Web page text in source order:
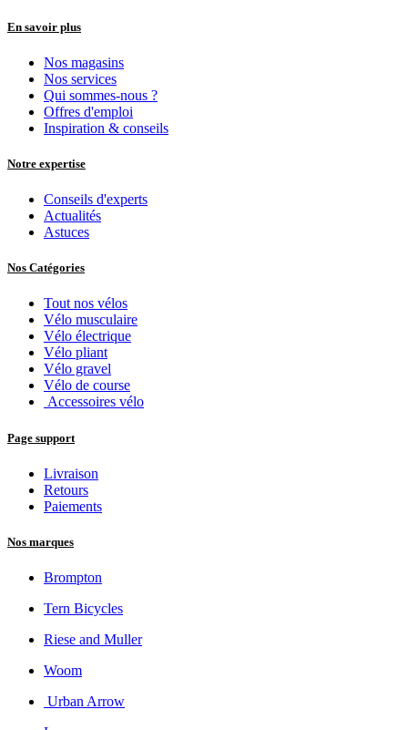
En savoir plus
Nos magasins
Nos services
Qui sommes-nous ?
Offres d'emploi
Inspiration & conseils
Notre expertise
Conseils d'experts
Actualités
Astuces
Nos Catégories
Tout nos vélos
Vélo musculaire
Vélo électrique
Vélo pliant
Vélo gravel
Vélo de course
Accessoires vélo
Page support
Livraison
Retours
Paiements
Nos marques
Brompton
Tern Bicycles
Riese and Muller
Woom
Urban Arrow